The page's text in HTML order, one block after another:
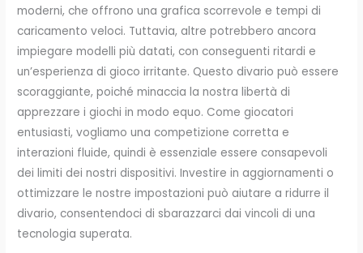
moderni, che offrono una grafica scorrevole e tempi di
caricamento veloci. Tuttavia, altre potrebbero ancora
impiegare modelli più datati, con conseguenti ritardi e
un’esperienza di gioco irritante. Questo divario può essere
scoraggiante, poiché minaccia la nostra libertà di
apprezzare i giochi in modo equo. Come giocatori
entusiasti, vogliamo una competizione corretta e
interazioni fluide, quindi è essenziale essere consapevoli
dei limiti dei nostri dispositivi. Investire in aggiornamenti o
ottimizzare le nostre impostazioni può aiutare a ridurre il
divario, consentendoci di sbarazzarci dai vincoli di una
tecnologia superata.